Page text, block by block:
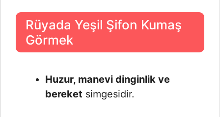
Rüyada Yeşil Şifon Kumaş
Görmek
Huzur, manevi dinginlik ve
bereket simgesidir.